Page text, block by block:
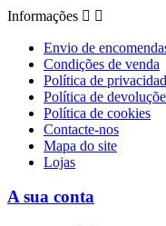
Informações  
Envio de
Condições de venda
Política de
Política de
Política de cookies
Contacte-nos
Mapa do site
Lojas
A sua conta